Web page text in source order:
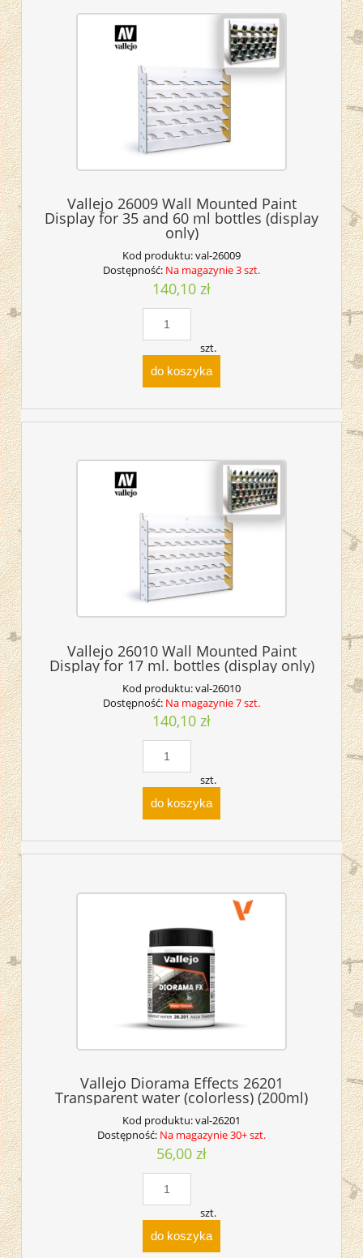
Vallejo 26009 Wall Mounted Paint
Display for 35 and 60 ml bottles (display
only)
Kod produktu:val-26009
Dostępność: Na magazynie 3 szt.
140,10 zł
szt.
do koszyka
Vallejo 26010 Wall Mounted Paint
Display for 17 ml. bottles (display only)
Kod produktu:val-26010
Dostępność: Na magazynie 7 szt.
140,10 zł
szt.
do koszyka
Vallejo Diorama Effects 26201
Transparent water (colorless) (200ml)
Kod produktu:val-26201
Dostępność: Na magazynie 30+ szt.
56,00 zł
szt.
do koszyka